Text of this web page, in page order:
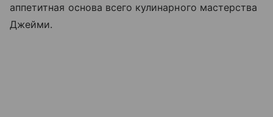
аппетитная основа всего кулинарного мастерства
Джейми.